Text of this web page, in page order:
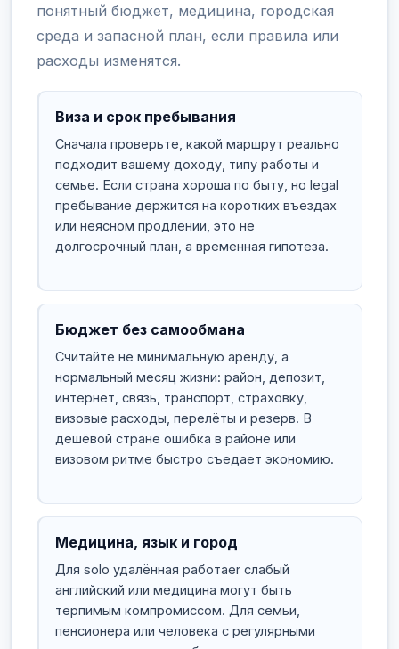
понятный бюджет, медицина, городская
среда и запасной план, если правила или
расходы изменятся.
Виза и срок пребывания
Сначала проверьте, какой маршрут реально
подходит вашему доходу, типу работы и
семье. Если страна хороша по быту, но legal
пребывание держится на коротких въездах
или неясном продлении, это не
долгосрочный план, а временная гипотеза.
Бюджет без самообмана
Считайте не минимальную аренду, а
нормальный месяц жизни: район, депозит,
интернет, связь, транспорт, страховку,
визовые расходы, перелёты и резерв. В
дешёвой стране ошибка в районе или
визовом ритме быстро съедает экономию.
Медицина, язык и город
Для solo удалённая работаer слабый
английский или медицина могут быть
терпимым компромиссом. Для семьи,
пенсионера или человека с регулярными